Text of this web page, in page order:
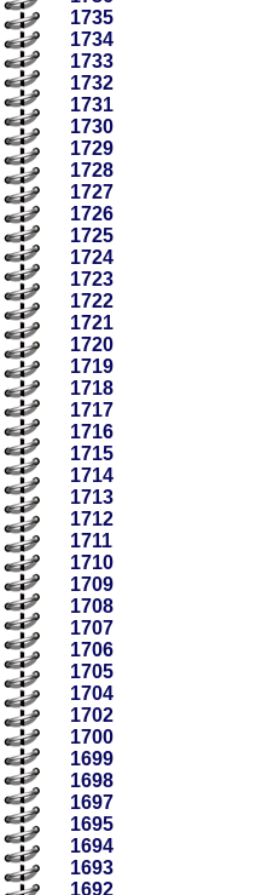
1735
1734
1733
1732
1731
1730
1729
1728
1727
1726
1725
1724
1723
1722
1721
1720
1719
1718
1717
1716
1715
1714
1713
1712
1711
1710
1709
1708
1707
1706
1705
1704
1702
1700
1699
1698
1697
1695
1694
1693
1692